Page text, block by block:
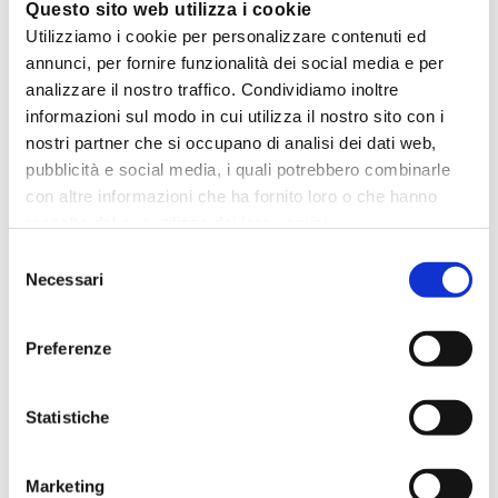
Questo sito web utilizza i cookie
Utilizziamo i cookie per personalizzare contenuti ed
annunci, per fornire funzionalità dei social media e per
analizzare il nostro traffico. Condividiamo inoltre
informazioni sul modo in cui utilizza il nostro sito con i
nostri partner che si occupano di analisi dei dati web,
pubblicità e social media, i quali potrebbero combinarle
con altre informazioni che ha fornito loro o che hanno
delNecessari
Preferenze
Statistiche
Marketing
La link bulding interna può rivoluzionare il tuo ranking
La link building interna è un'arma che hai a completa
disposizione, che non richiede...
leggi tutto